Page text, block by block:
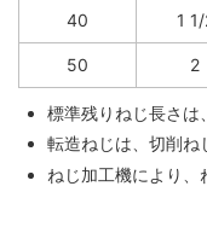
40 1
50 2
標準残りねじ長さは
転造ねじは、切削ね
ねじ加工機により